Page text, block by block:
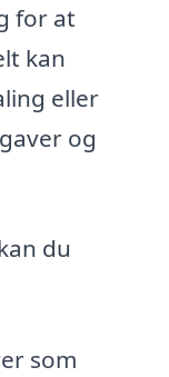
for at
kan
eller
og
du
som